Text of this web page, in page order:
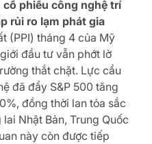
phiếu công nghệ trí
rủi ro lạm phát gia
(PPI) tháng 4 của Mỹ
đầu tư vẫn phớt lờ
thắt chặt. Lực cầu
đã đẩy S&P 500 tăng
đồng thời lan tỏa sắc
Nhật Bản, Trung Quốc
này còn được tiếp